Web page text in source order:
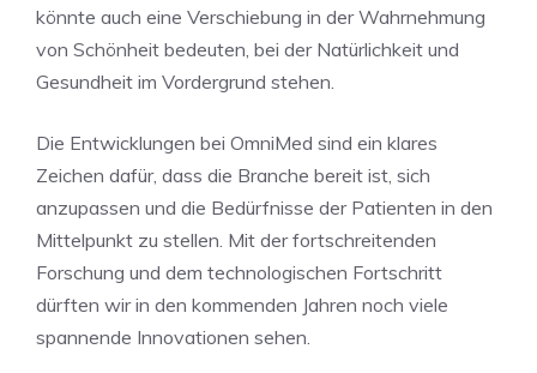
könnte auch eine Verschiebung in der Wahrnehmung
von Schönheit bedeuten, bei der Natürlichkeit und
Gesundheit im Vordergrund stehen.
Die Entwicklungen bei OmniMed sind ein klares
Zeichen dafür, dass die Branche bereit ist, sich
anzupassen und die Bedürfnisse der Patienten in den
Mittelpunkt zu stellen. Mit der fortschreitenden
Forschung und dem technologischen Fortschritt
dürften wir in den kommenden Jahren noch viele
spannende Innovationen sehen.